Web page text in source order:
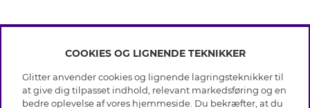
INFO
Betingelser
Databeskyttelsespolitik
OM GLITTER
COOKIES OG LIGNENDE TEKNIKKER
Glitter anvender cookies og lignende lagringsteknikker til
at give dig tilpasset indhold, relevant markedsføring og en
bedre oplevelse af vores hjemmeside. Du bekræfter, at du